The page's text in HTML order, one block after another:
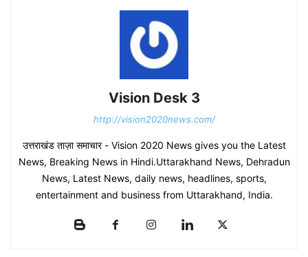
Vision Desk 3
http://vision2020news.com/
उत्तराखंड ताज़ा समाचार - Vision 2020 News gives you the Latest
News, Breaking News in Hindi.Uttarakhand News, Dehradun
News, Latest News, daily news, headlines, sports,
entertainment and business from Uttarakhand, India.